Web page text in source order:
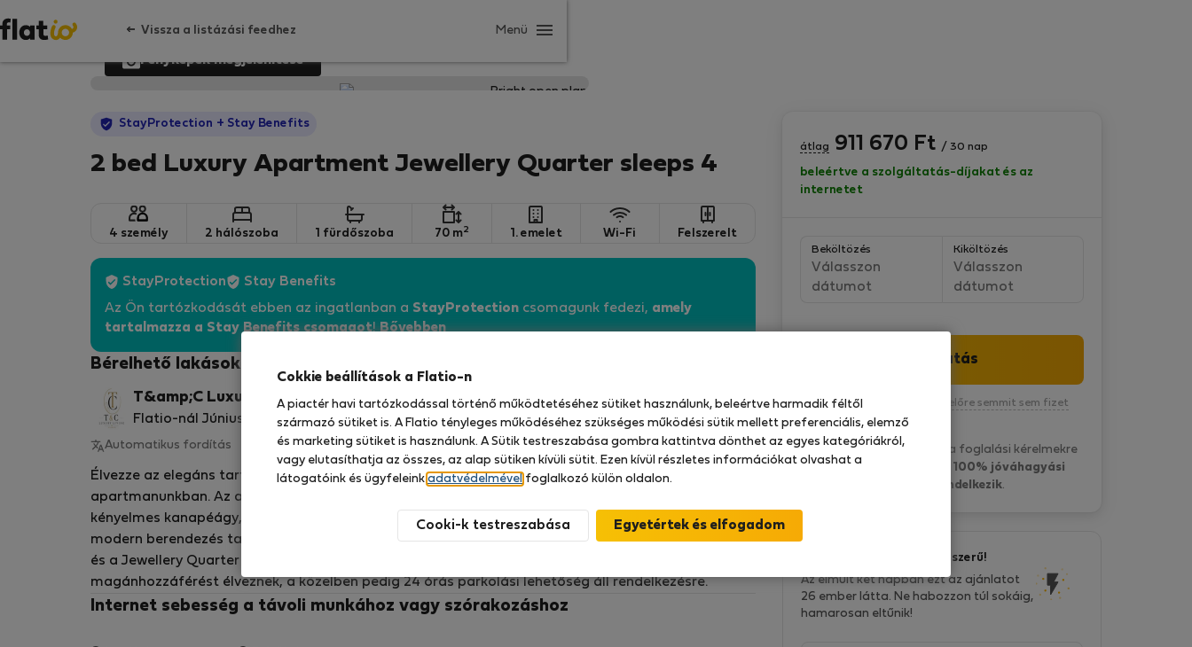
Vissza a listázási feedhez Menü
Fényképek megjelenítése
StayProtection + Stay Benefits
2 bed Luxury Apartment Jewellery Quarter sleeps 4
4 személy 2 hálószoba 1 fürdőszoba 70 m2 1. emelet Wi-Fi Felszerelt
StayProtection Stay Benefits
Az Ön tartózkodását ebben az ingatlanban a StayProtection csomagunk fedezi, amely
tartalmazza a Stay Benefits csomagot!Bővebben
Bérelhető lakások - Birmingham
T&amp;C Luxury L.
Flatio-nál Június óta 2026
Automatikus fordítás Eredeti megjelenítése
Élvezze az elegáns tartózkodást a birminghami belvárosban található, nemrég felújított
apartmanunkban. Az apartmanban 1 franciaágyas hálószoba, 1 egyszemélyes hálószoba, 1
kényelmes kanapéágy, 2 modern fürdőszoba, egy teljesen felszerelt konyha, gyors WiFi, okos TV és
modern berendezés található. A villamosmegállótól mindössze 5 perc sétára található, a belváros
és a Jewellery Quarter pedig gyalogosan is könnyen megközelíthető. A vendégek teljes körű
magánhozzáférést élveznek, a közelben pedig 24 órás parkolási lehetőség áll rendelkezésre.
Internet sebesség a távoli munkához vagy szórakozáshoz
átlag 911 670 Ft / 30 nap
beleértve a szolgáltatás-díjakat és az
internetet
Beköltözés
Válasszon
dátumot
Kiköltözés
Válasszon
dátumot
Folytatás
Kötelezettség nélkül, egyelőre semmit sem fizet
T&C Luxury L. általában a foglalási kérelmekre
5 óra belül válaszol
100% jóváhagyási
aránnyal rendelkezik.
Ez az ajánlat nagyon népszerű!
Az elmúlt két napban ezt az ajánlatot
26 ember látta. Ne habozzon túl sokáig,
hamarosan eltűnik!
Cokkie beállítások a Flatio-n
A piactér havi tartózkodással történő működtetéséhez sütiket használunk, beleértve harmadik féltől
származó sütiket is. A Flatio tényleges működéséhez szükséges működési sütik mellett preferenciális, elemző
és marketing sütiket is használunk. A Sütik testreszabása gombra kattintva dönthet az egyes kategóriákról,
vagy elutasíthatja az összes, az alap sütiken kívüli sütit. Ezen kívül részletes információkat olvashat a
látogatóink és ügyfeleink adatvédelmével foglalkozó külön oldalon.
Cooki-k testreszabása